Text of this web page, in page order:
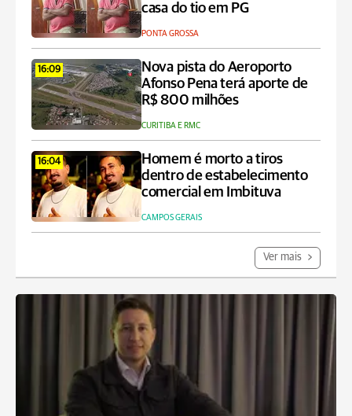
casa do tio em PG
PONTA GROSSA
16:09
Nova pista do Aeroporto
Afonso Pena terá aporte de
R$ 800 milhões
CURITIBA E RMC
16:04
Homem é morto a tiros
dentro de estabelecimento
comercial em Imbituva
CAMPOS GERAIS
Ver mais